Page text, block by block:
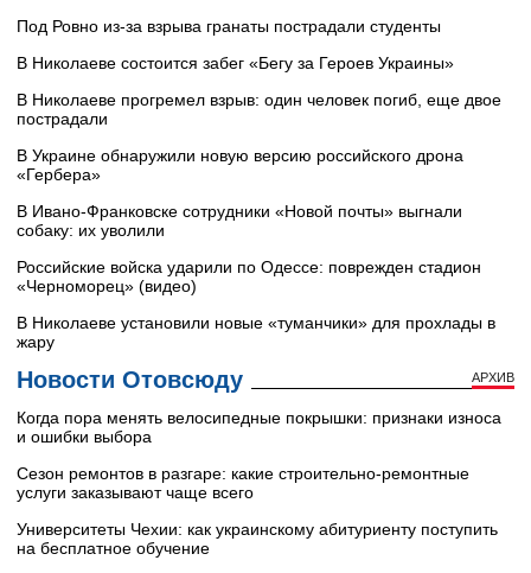
Под Ровно из-за взрыва гранаты пострадали студенты
В Николаеве состоится забег «Бегу за Героев Украины»
В Николаеве прогремел взрыв: один человек погиб, еще двое
пострадали
В Украине обнаружили новую версию российского дрона
«Гербера»
В Ивано-Франковске сотрудники «Новой почты» выгнали
собаку: их уволили
Российские войска ударили по Одессе: поврежден стадион
«Черноморец» (видео)
В Николаеве установили новые «туманчики» для прохлады в
жару
Новости Отовсюду АРХИВ
Когда пора менять велосипедные покрышки: признаки износа
и ошибки выбора
Сезон ремонтов в разгаре: какие строительно-ремонтные
услуги заказывают чаще всего
Университеты Чехии: как украинскому абитуриенту поступить
на бесплатное обучение